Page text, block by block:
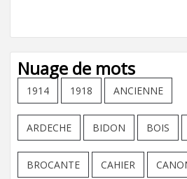
Nuage de mots
1914 1918 ANCIENNE
ARDECHE BIDON BOIS
BROCANTE CAHIER